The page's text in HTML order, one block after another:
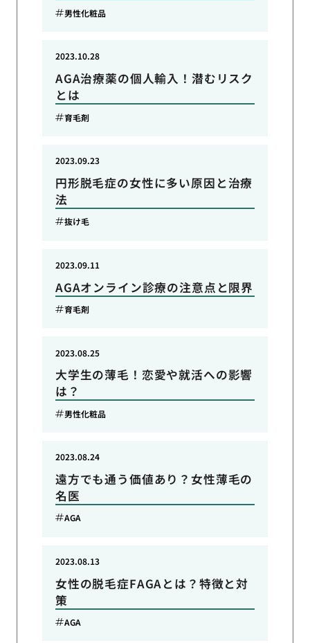
男性化粧品
AGA治療薬の個人輸入！潜むリスク
とは
2023.10.28
育毛剤
円形脱毛症の女性に多い原因と治療
法
2023.09.23
抜け毛
AGAオンライン診療の注意点と限界
2023.09.11
育毛剤
大学生の薄毛！恋愛や就活への影響
は？
2023.08.25
男性化粧品
遠方でも通う価値あり？女性薄毛の
名医
2023.08.24
AGA
女性の脱毛症FAGAとは？特徴と対
策
2023.08.13
AGA